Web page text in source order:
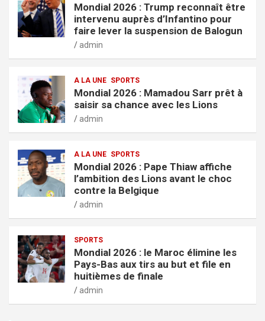
Mondial 2026 : Trump reconnaît être
intervenu auprès d’Infantino pour
faire lever la suspension de Balogun
admin
A LA UNE SPORTS
Mondial 2026 : Mamadou Sarr prêt à
saisir sa chance avec les Lions
admin
A LA UNE SPORTS
Mondial 2026 : Pape Thiaw affiche
l’ambition des Lions avant le choc
contre la Belgique
admin
SPORTS
Mondial 2026 : le Maroc élimine les
Pays-Bas aux tirs au but et file en
huitièmes de finale
admin